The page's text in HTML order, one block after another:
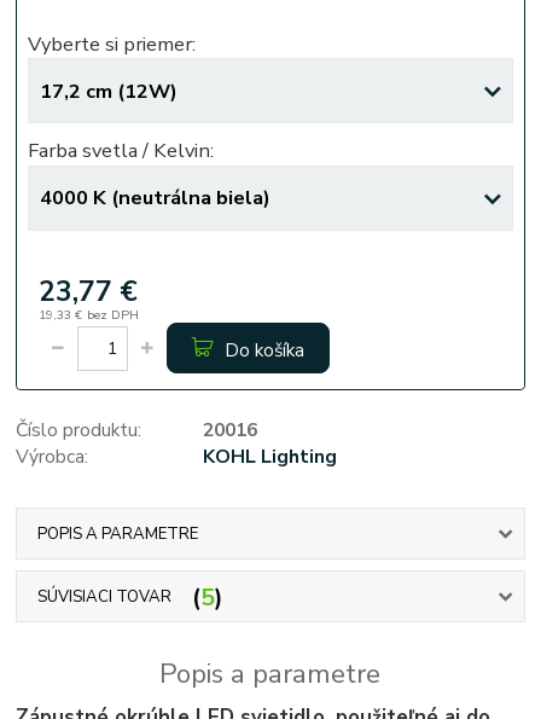
Vyberte si priemer:
Farba svetla / Kelvin:
23,77 €
19,33 € bez DPH
Do košíka
Číslo produktu:
20016
Výrobca:
KOHL Lighting
POPIS A PARAMETRE
SÚVISIACI TOVAR 5
Popis a parametre